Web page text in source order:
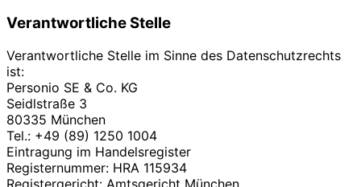
Verantwortliche Stelle
Verantwortliche Stelle im Sinne des Datenschutzrechts
ist:
Personio SE & Co. KG
Seidlstraße 3
80335 München
Tel.: +49 (89) 1250 1004
Eintragung im Handelsregister
Registernummer: HRA 115934
Registergericht: Amtsgericht München